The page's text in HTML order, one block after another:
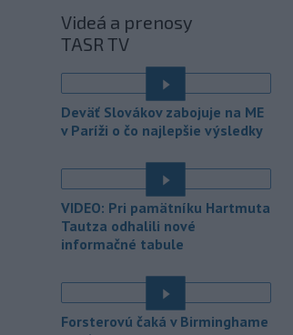
07:01 - Úrady vo východnej Číne v
sobotu zatvorili školy a mnohé
lokality v reakcii na tajfún
Dolphin, ktorý sa blíži k pevnine. TASR
o tom informuje na základe správy
agentúry AP.
Arnaldi vypadol na turnaji ATP
Masters 1000 v Montreale už v 3.
kole dvojhry.
20:18 - Pri požiari lesného porastu v
takmer 50 hasičov.
20:01 - Vláda Konžskej
Videá a prenosy
TASR TV
Deväť Slovákov zabojuje na ME
v Paríži o čo najlepšie výsledky
VIDEO: Pri pamätníku Hartmuta
Tautza odhalili nové
informačné tabule
Forsterovú čaká v Birminghame